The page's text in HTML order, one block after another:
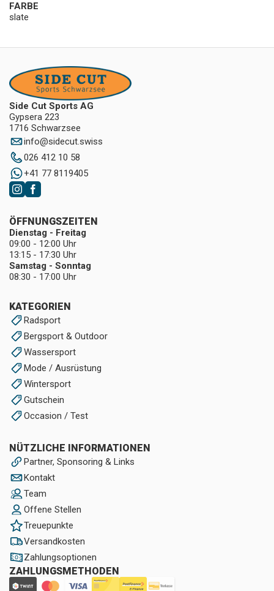
FARBE
slate
Side Cut Sports AG
Gypsera 223
1716 Schwarzsee
info@sidecut.swiss
026 412 10 58
+41 77 8119405
KATEGORIEN
Radsport
Bergsport & Outdoor
Wassersport
Mode / Ausrüstung
Wintersport
Gutschein
Occasion / Test
NÜTZLICHE INFORMATIONEN
Partner, Sponsoring & Links
Kontakt
Team
Offene Stellen
Treuepunkte
Versandkosten
Zahlungsoptionen
ZAHLUNGSMETHODEN
ÖFFNUNGSZEITEN
Dienstag - Freitag
09:00 - 12:00 Uhr
13:15 - 17:30 Uhr
Samstag - Sonntag
08:30 - 17:00 Uhr